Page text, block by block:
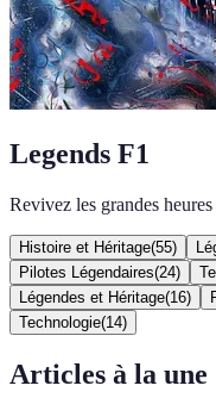
Legends F1
Revivez les grandes heures
Histoire et Héritage(55)
Pilotes Légendaires(24)
Légendes et Héritage(16)
Technologie(14)
Articles à la une